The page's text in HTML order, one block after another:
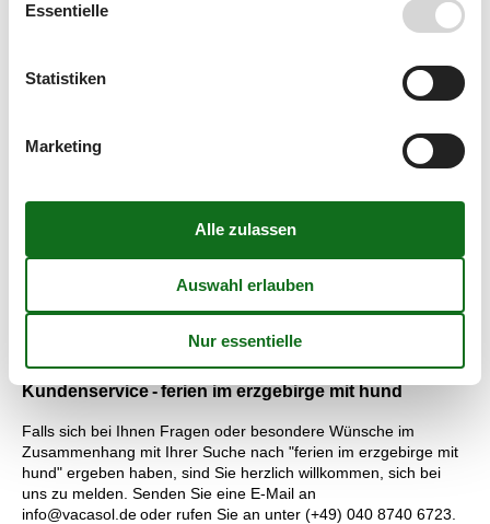
In der Sachsen Therme erwarten Sie Strömungen und rasante
Saunalandschaft kann man sehr gut für einige Stunden relaxen.
für Sie selbstverständlich die Preisgarantie von Vacasol. Alle
Ferienhäuser, die über Vacasol vermietet werden, sind von
bevorzugen, zu einem Preis vermietet, der niedriger als unser
Preis ist. Sollte sich ausnahmsweise mal ein kleiner Fehler bei
einschleichen, erstatten wir Ihnen die gesamte Differenz.
Kundenservice - ferien im erzgebirge mit hund
Falls sich bei Ihnen Fragen oder besondere Wünsche im
Zusammenhang mit Ihrer Suche nach "ferien im erzgebirge mit
hund" ergeben haben, sind Sie herzlich willkommen, sich bei
uns zu melden. Senden Sie eine E-Mail an
info@vacasol.de oder rufen Sie an unter (+49) 040 8740 6723.
Essentielle
Statistiken
Marketing